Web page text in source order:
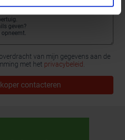
van mijn gegevens aan de
met het privacybeleid.
contacteren